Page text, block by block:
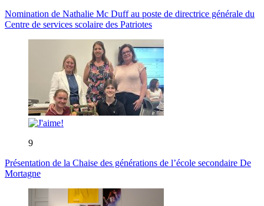
Nomination de Nathalie Mc Duff au poste de directrice générale du
Centre de services scolaire des Patriotes
9
Présentation de la Chaise des générations de l’école secondaire De
Mortagne